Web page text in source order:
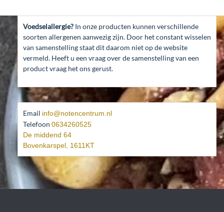
Voedselallergie? In onze producten kunnen verschillende
soorten allergenen aanwezig zijn. Door het constant wisselen
van samenstelling staat dit daarom niet op de website
vermeld. Heeft u een vraag over de samenstelling van een
product vraag het ons gerust.
Email info@notencentrum.nl
Telefoon 0634260525
De middend 64
Bovenkarspel 1611KT